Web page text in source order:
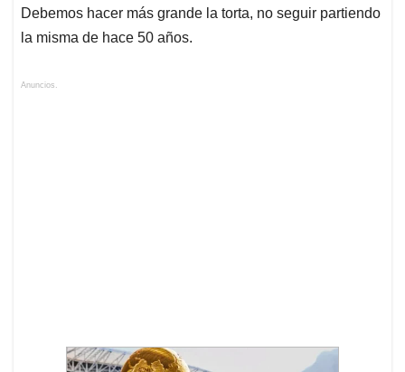
Debemos hacer más grande la torta, no seguir partiendo
la misma de hace 50 años.
Anuncios.